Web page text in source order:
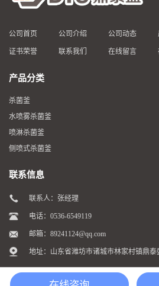
公司首页 公司介绍 公司动态
证书荣誉 联系我们 在线留言
产品分类
杀菌釜
水喷雾杀菌釜
喷淋杀菌釜
侧喷式杀菌釜
联系信息
联系人：张经理
电话：0536-6549119
邮箱： 89241124@qq.com
地址：山东省潍坊市诸城市林家村镇鼎泰